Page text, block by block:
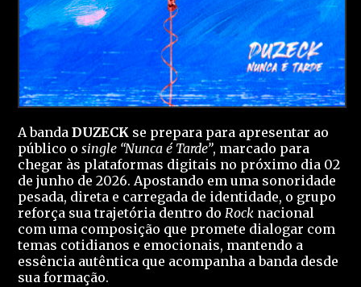
A bandaDUZECK se prepara para apresentar ao
público osingle “Nunca é Tarde”, marcado para
chegar às plataformas digitais no próximo dia 02
de junho de 2026. Apostando em uma sonoridade
pesada, direta e carregada de identidade, o grupo
reforça sua trajetória dentro doRock nacional
com uma composição que promete dialogar com
temas cotidianos e emocionais, mantendo a
essência autêntica que acompanha a banda desde
sua formação.